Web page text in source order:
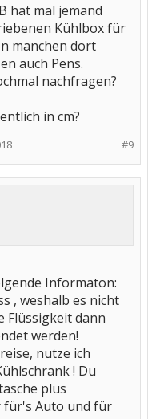
hat mal jemand
Kühlbox für
manchen dort
auch Pens.
nachfragen?
in cm?
#9
Informaton:
, weshalb es nicht
Flüssigkeit dann
werden!
nutze ich
! Du
plus
für's Auto und für